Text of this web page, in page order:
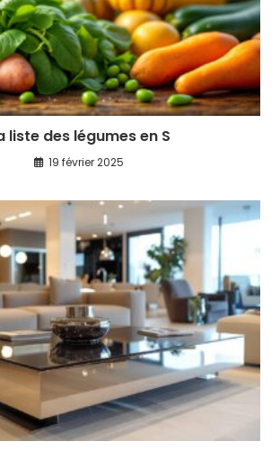
liste des légumes en S
19 février 2025